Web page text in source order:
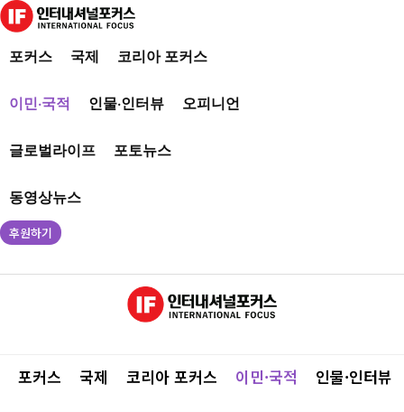
포커스 국제 코리아 포커스
이민·국적 인물·인터뷰 오피니언
글로벌라이프 포토뉴스
동영상뉴스
후원하기
포커스 국제 코리아 포커스 이민·국적 인물·인터뷰